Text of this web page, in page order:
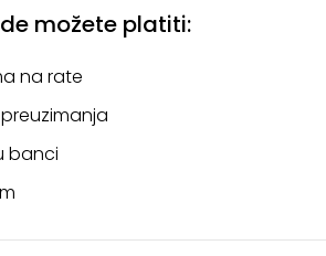
možete platiti:
na rate
banci